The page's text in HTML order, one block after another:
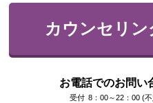
カウンセリン
お電話でのお問い
8：00～22：00 (